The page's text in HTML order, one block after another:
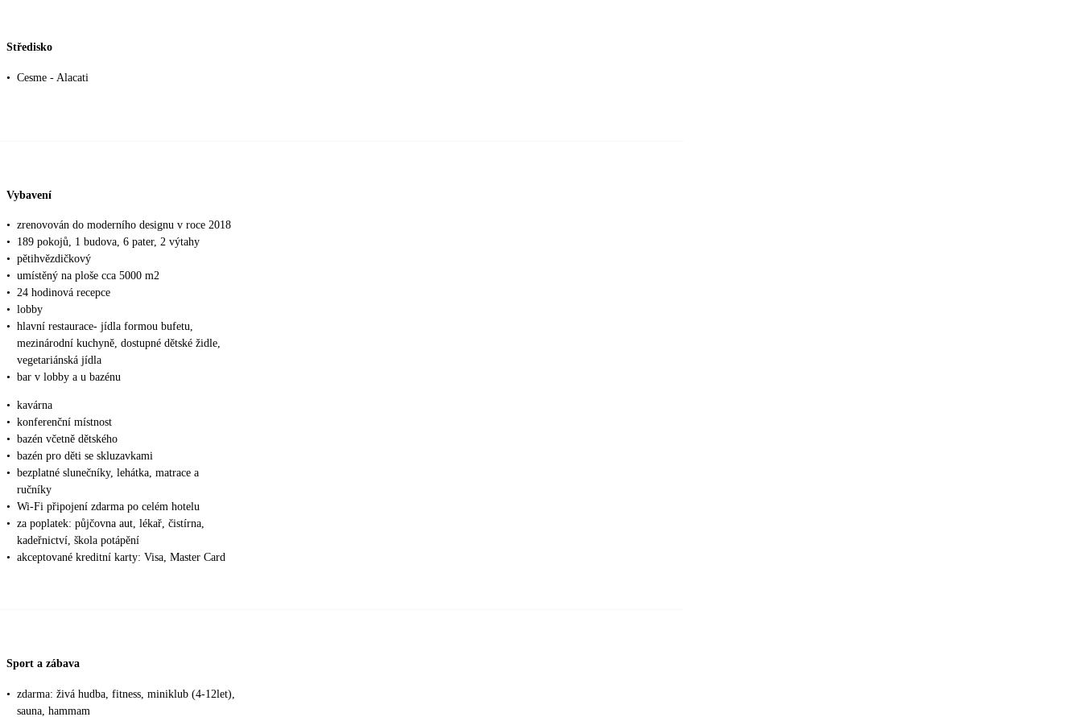
Středisko
• Cesme - Alacati
Vybavení
• zrenovován do moderního designu v roce 2018
•
189 pokojů, 1 budova, 6 pater, 2 výtahy
• pětihvězdičkový
• umístěný na ploše cca 5000 m2
• 24 hodinová recepce
• lobby
• hlavní restaurace- jídla formou bufetu,
mezinárodní kuchyně, dostupné dětské židle,
vegetariánská jídla
• bar v lobby a u bazénu
• kavárna
• konferenční místnost
• bazén včetně dětského
• bazén pro děti se skluzavkami
• bezplatné slunečníky, lehátka, matrace a
ručníky
• Wi-Fi připojení zdarma po celém hotelu
• za poplatek: půjčovna aut, lékař, čistírna,
kadeřnictví, škola potápění
• akceptované kreditní karty: Visa, Master Card
Sport a zábava
• zdarma: živá hudba, fitness, miniklub (4-12let),
sauna, hammam